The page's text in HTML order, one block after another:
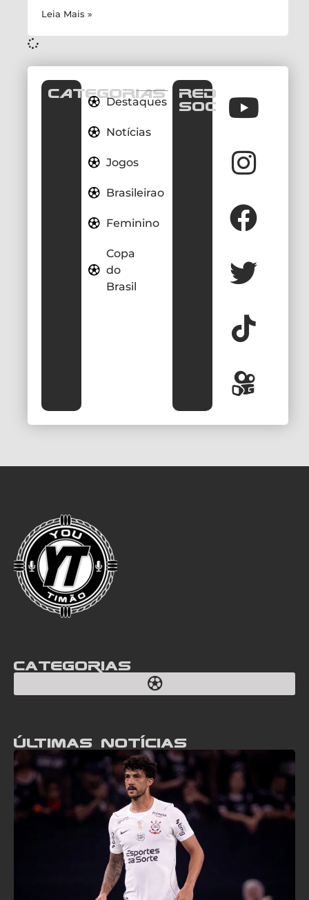
Leia Mais »
CATEGORIAS
Destaques
Notícias
Jogos
Brasileirao
Feminino
Copa
do
Brasil
REDES
SOCIAIS
Categorias
Últimas notícias